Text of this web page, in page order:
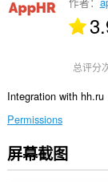
总评分
Integration with hh.ru
Permissions
此
扩
屏幕截图